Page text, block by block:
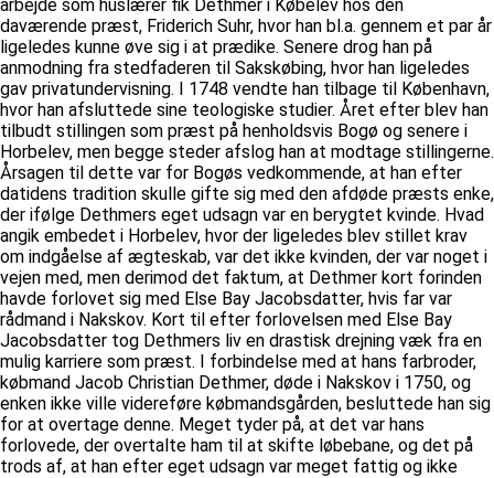
arbejde som huslærer fik Dethmer i Købelev hos den
daværende præst, Friderich Suhr, hvor han bl.a. gennem et par år
ligeledes kunne øve sig i at prædike. Senere drog han på
anmodning fra stedfaderen til Sakskøbing, hvor han ligeledes
gav privatundervisning. I 1748 vendte han tilbage til København,
hvor han afsluttede sine teologiske studier. Året efter blev han
tilbudt stillingen som præst på henholdsvis Bogø og senere i
Horbelev, men begge steder afslog han at modtage stillingerne.
Årsagen til dette var for Bogøs vedkommende, at han efter
datidens tradition skulle gifte sig med den afdøde præsts enke,
der ifølge Dethmers eget udsagn var en berygtet kvinde. Hvad
angik embedet i Horbelev, hvor der ligeledes blev stillet krav
om indgåelse af ægteskab, var det ikke kvinden, der var noget i
vejen med, men derimod det faktum, at Dethmer kort forinden
havde forlovet sig med Else Bay Jacobsdatter, hvis far var
rådmand i Nakskov. Kort til efter forlovelsen med Else Bay
Jacobsdatter tog Dethmers liv en drastisk drejning væk fra en
mulig karriere som præst. I forbindelse med at hans farbroder,
købmand Jacob Christian Dethmer, døde i Nakskov i 1750, og
enken ikke ville videreføre købmandsgården, besluttede han sig
for at overtage denne. Meget tyder på, at det var hans
forlovede, der overtalte ham til at skifte løbebane, og det på
trods af, at han efter eget udsagn var meget fattig og ikke